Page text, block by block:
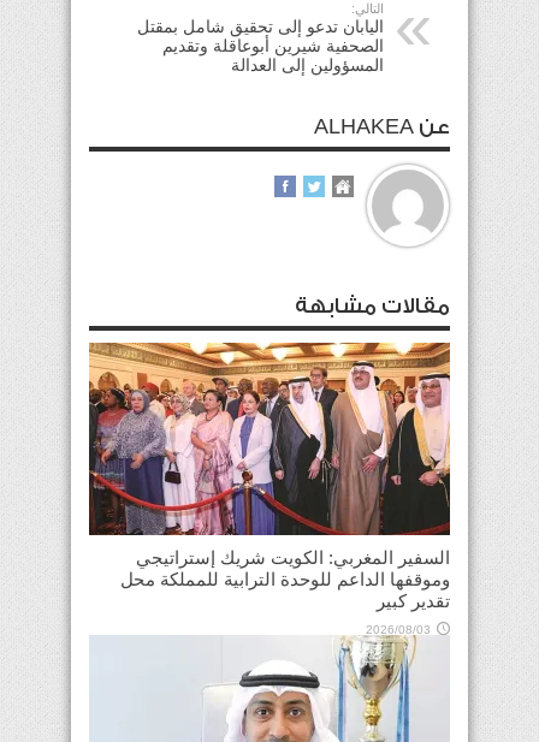
التالي:
اليابان تدعو إلى تحقيق شامل بمقتل
الصحفية شيرين أبوعاقلة وتقديم
المسؤولين إلى العدالة
عن ALHAKEA
مقالات مشابهة
السفير المغربي: الكويت شريك إستراتيجي
وموقفها الداعم للوحدة الترابية للمملكة محل
تقدير كبير
2026/08/03